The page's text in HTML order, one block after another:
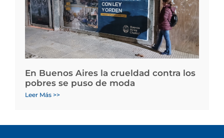
En Buenos Aires la crueldad contra los
pobres se puso de moda
Leer Más >>